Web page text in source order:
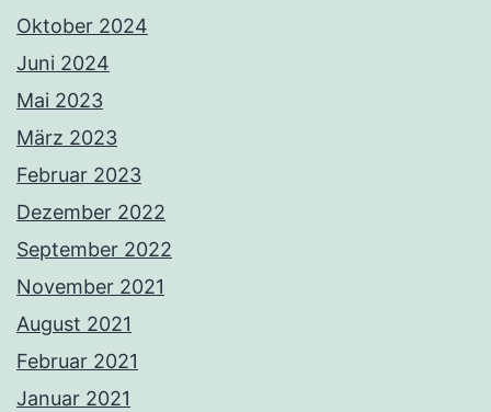
Oktober 2024
Juni 2024
Mai 2023
März 2023
Februar 2023
Dezember 2022
September 2022
November 2021
August 2021
Februar 2021
Januar 2021